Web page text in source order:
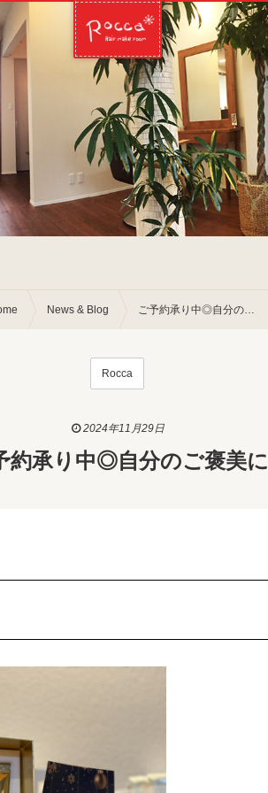
News & Blog ご予約承り中◎自分のご褒美に
Rocca
2024年11月29日
約承り中◎自分のご褒美に